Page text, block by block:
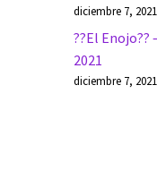
diciembre 7, 2021
??El Enojo??
2021
diciembre 7, 2021